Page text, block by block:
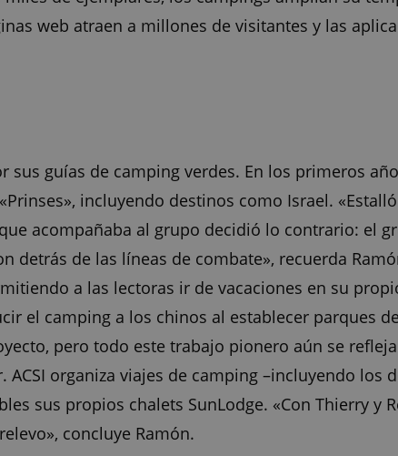
web atraen a millones de visitantes y las
sus guías de camping verdes. En los primeros
incluyendo destinos como Israel.
acompañaba al grupo decidió lo contrario: el
detrás de las líneas de combate», recuerda
a las lectoras ir de vacaciones en su
el camping a los chinos al establecer parques
pero todo este trabajo pionero aún se
organiza viajes de camping –incluyendo los
sus propios chalets SunLodge. «Con Thierry y
concluye Ramón.